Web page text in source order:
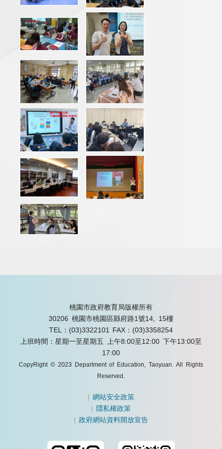
桃園市政府教育局版權所有
30206 桃園市桃園區縣府路1號14, 15樓
TEL：(03)3322101
FAX：(03)3358254
上班時間：星期一至星期五 上午8:00至12:00 下午13:00至
17:00
CopyRight © 2023 Department of Education, Taoyuan. All Rights
Reserved.
|網站安全政策
| 隱私權政策
|政府網站資料開放宣告